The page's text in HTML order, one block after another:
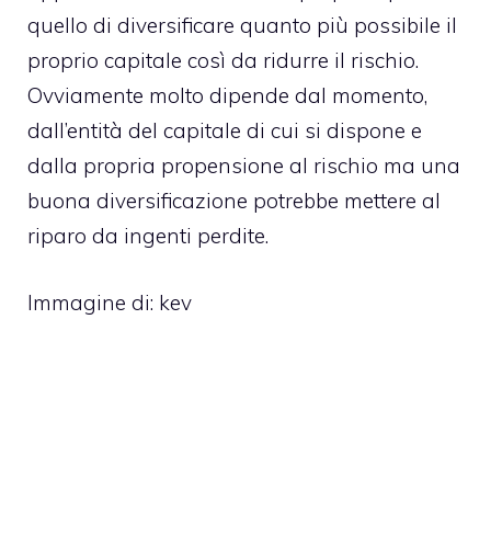
quello di diversificare quanto più possibile il
proprio capitale così da ridurre il rischio.
Ovviamente molto dipende dal momento,
dall’entità del capitale di cui si dispone e
dalla propria propensione al rischio ma una
buona diversificazione potrebbe mettere al
riparo da ingenti perdite.
Immagine di: kev